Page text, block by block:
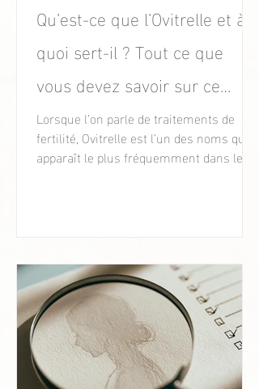
Qu’est-ce que l’Ovitrelle et à
quoi sert-il ? Tout ce que
vous devez savoir sur ce
médicament de fertilité.
Lorsque l’on parle de traitements de
fertilité, Ovitrelle est l’un des noms qui
apparaît le plus fréquemment dans les